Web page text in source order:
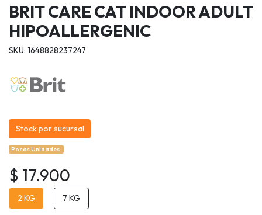
BRIT CARE CAT INDOOR ADULT
HIPOALLERGENIC
SKU: 1648828237247
Stock por sucursal
Pocas Unidades.
$ 17.900
2 KG 7 KG